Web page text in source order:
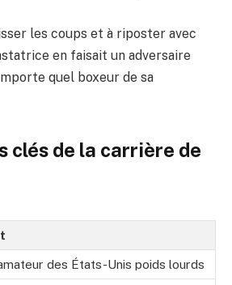
les coups et à riposter avec
en faisait un adversaire
quel boxeur de sa
clés de la carrière de
des États-Unis poids lourds